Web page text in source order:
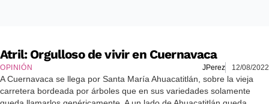
Atril: Orgulloso de vivir en Cuernavaca
OPINIÓN JPerez 12/08/2022
A Cuernavaca se llega por Santa María Ahuacatitlán, sobre la vieja
carretera bordeada por árboles que en sus variedades solamente